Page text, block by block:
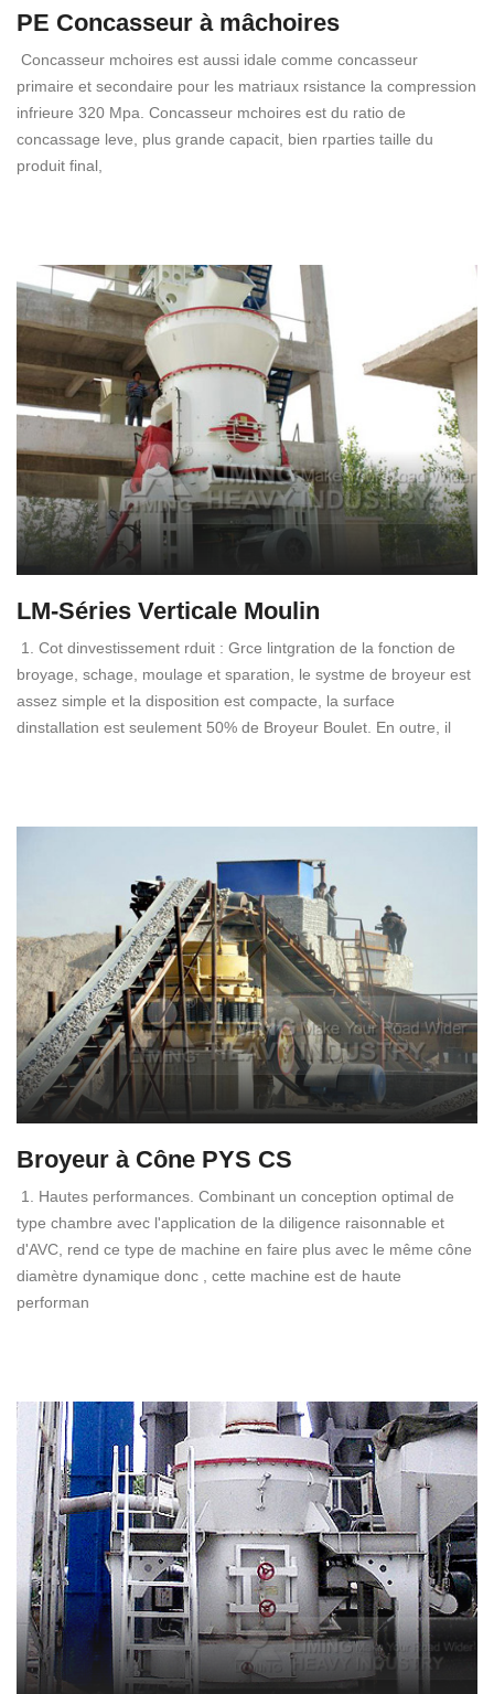
PE Concasseur à mâchoires
Concasseur mchoires est aussi idale comme concasseur
primaire et secondaire pour les matriaux rsistance la compression
infrieure 320 Mpa. Concasseur mchoires est du ratio de
concassage leve, plus grande capacit, bien rparties taille du
produit final,
LM-Séries Verticale Moulin
1. Cot dinvestissement rduit : Grce lintgration de la fonction de
broyage, schage, moulage et sparation, le systme de broyeur est
assez simple et la disposition est compacte, la surface
dinstallation est seulement 50% de Broyeur Boulet. En outre, il
Broyeur à Cône PYS CS
1. Hautes performances. Combinant un conception optimal de
type chambre avec l'application de la diligence raisonnable et
d'AVC, rend ce type de machine en faire plus avec le même cône
diamètre dynamique donc , cette machine est de haute
performan